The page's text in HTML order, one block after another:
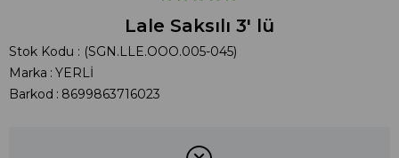
Lale Saksılı 3' lü
Stok Kodu
(SGN.LLE.OOO.005-045)
Marka : YERLİ
Barkod : 8699863716023